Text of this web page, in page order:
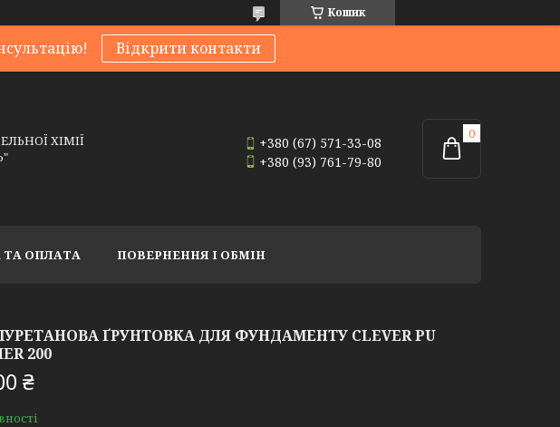
Кошик
Відкрити контакти
ХІМІЇ
+380 (67) 571-33-08
+380 (93) 761-79-80
ТА ОПЛАТА ПОВЕРНЕННЯ І ОБМІН
ҐРУНТОВКА ДЛЯ ФУНДАМЕНТУ CLEVER PU
200
₴